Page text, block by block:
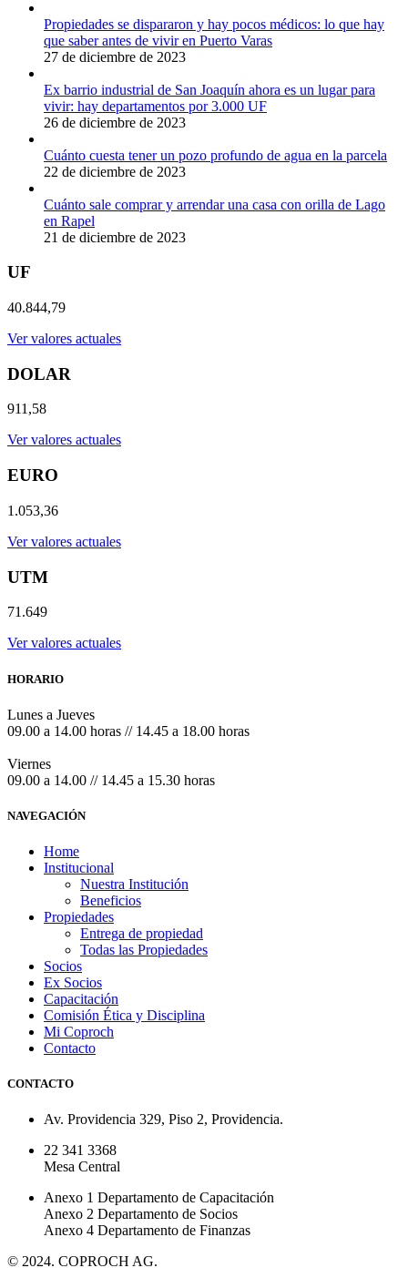
Propiedades se dispararon y hay pocos médicos: lo que hay
que saber antes de vivir en Puerto Varas
27 de diciembre de 2023
Ex barrio industrial de San Joaquín ahora es un lugar para
vivir: hay departamentos por 3.000 UF
26 de diciembre de 2023
Cuánto cuesta tener un pozo profundo de agua en la parcela
22 de diciembre de 2023
Cuánto sale comprar y arrendar una casa con orilla de Lago
en Rapel
21 de diciembre de 2023
UF
40.844,79
Ver valores actuales
DOLAR
911,58
Ver valores actuales
EURO
1.053,36
Ver valores actuales
UTM
71.649
Ver valores actuales
HORARIO
Lunes a Jueves
09.00 a 14.00 horas // 14.45 a 18.00 horas
Viernes
09.00 a 14.00 // 14.45 a 15.30 horas
NAVEGACIÓN
Home
Institucional
Nuestra Institución
Beneficios
Propiedades
Entrega de propiedad
Todas las Propiedades
Socios
Ex Socios
Capacitación
Comisión Ética y Disciplina
Mi Coproch
Contacto
CONTACTO
Av. Providencia 329, Piso 2, Providencia.
22 341 3368
Mesa Central
Anexo 1 Departamento de Capacitación
Anexo 2 Departamento de Socios
Anexo 4 Departamento de Finanzas
© 2024. COPROCH AG.